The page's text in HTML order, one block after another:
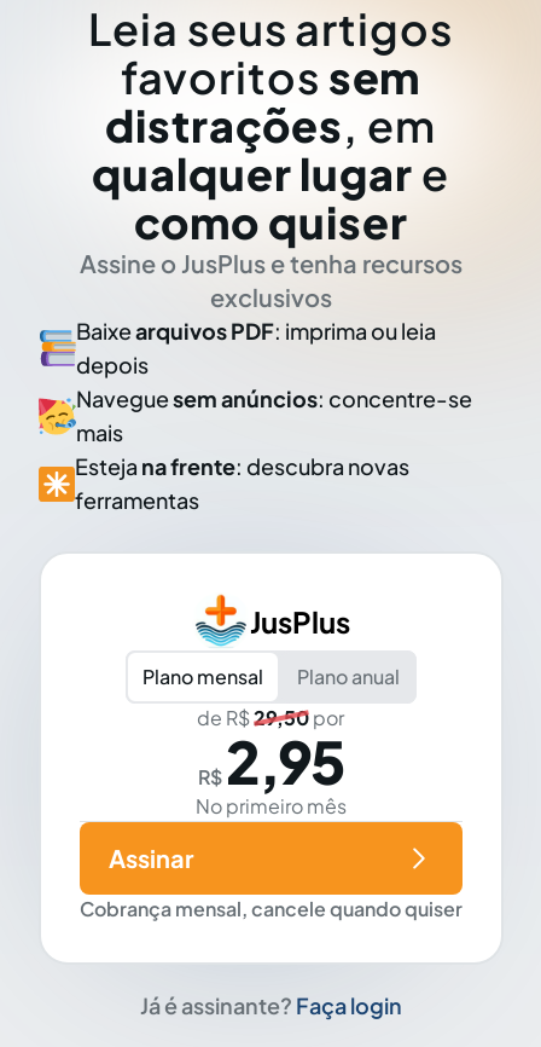
Leia seus artigos
favoritos sem
distrações, em
qualquer lugar e
como quiser
Assine o JusPlus e tenha recursos
exclusivos
Baixearquivos PDF: imprima ou leia
depois
Naveguesem anúncios: concentre-se
mais
Esteja na frente: descubra novas
ferramentas
JusPlus
Plano mensal
Plano anual
de R$29,50por
R$ 2,95
No primeiro mês
Cobrança mensal, cancele quando quiser
Assinar
Já é assinante? Faça login